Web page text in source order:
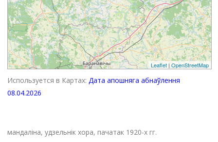
Leaflet | OpenStreetMap
Используется в Картах: Дата апошняга абнаўлення
08.04.2026
мандаліна, удзельнік хора, пачатак 1920-х гг.